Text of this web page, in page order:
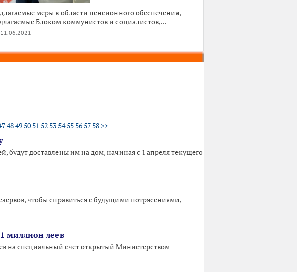
меры в области пенсионного обеспечения,
Блоком коммунистов и социалистов,...
11.06.2021
4849 50 51 52 53 54 55 56 57 58 >>
доставлены им на дом, начиная с 1 апреля текущего
чтобы справиться с будущими потрясениями,
миллион леев
на специальный счет открытый Министерством